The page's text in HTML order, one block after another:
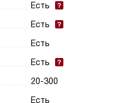
Есть
Есть
Есть
Есть
20-300
Есть